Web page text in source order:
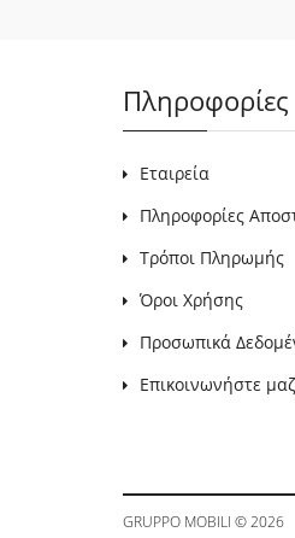
Πληροφορίες
Εταιρεία
Πληροφορίες
Τρόποι Πληρωμής
Όροι Χρήσης
Προσωπικά
Επικοινωνήστε
GRUPPO MOBILI © 2026